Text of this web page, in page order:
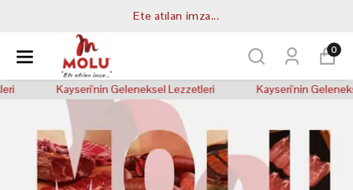
Ete atılan imza...
0
Kayseri'nin Geleneksel Lezzetleri Kayseri'nin Geleneksel